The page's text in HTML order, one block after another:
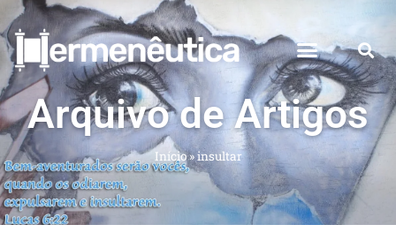
Arquivo de Artigos
Início»insultar